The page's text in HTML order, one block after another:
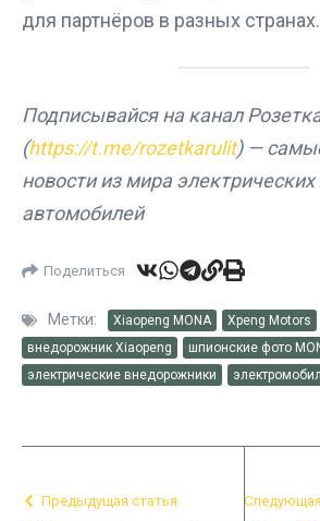
для партнёров в разных странах.
Подписывайся на канал
(https://t.me/rozetkarulit) —
новости из мира
автомобилей
Поделиться
Метки: Xiaopeng MONA
Xpeng Motors
внедорожник Xiaopeng
шпионские фото
электрические внедорожники
Предыдущая статья